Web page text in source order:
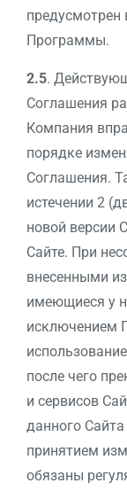
предусмотрен
Программы.
2.5.
Соглашения
Компания
порядке
Соглашения.
истечении 2
новой версии
Сайте. При
внесенными
имеющиеся у
исключением
после чего
и сервисов
данного
принятием
обязаны